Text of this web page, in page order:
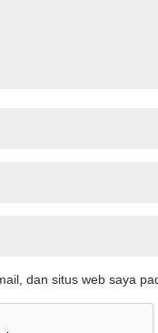
dan situs web saya